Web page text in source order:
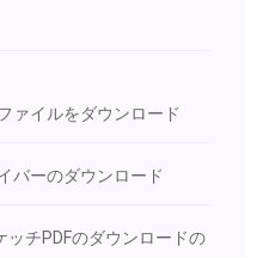
ァイルをダウンロード
バーのダウンロード
チPDFのダウンロードの